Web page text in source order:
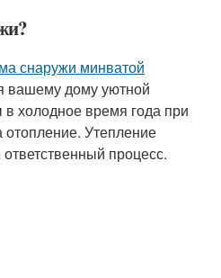
снаружи минватой
вашему дому уютной
холодное время года при
Утепление
процесс.